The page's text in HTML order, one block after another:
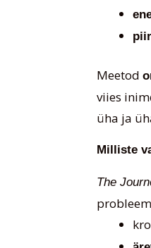
Meetod
viies
üha ja
Milliste
The